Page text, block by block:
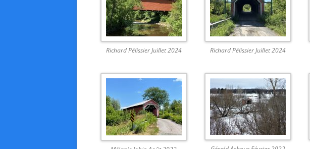
Richard Pélissier Juillet 2024 Richard Pélissier Juillet 2024